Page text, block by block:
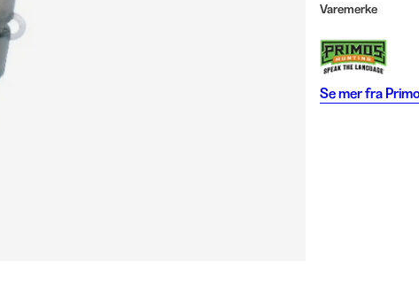
Varemerke
Se mer fra